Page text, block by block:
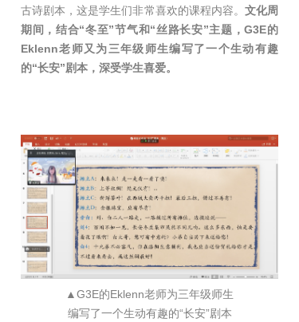
古诗剧本，这是学生们非常喜欢的课程内容。 文化周
期间，结合“冬至”节气和“丝路长安”主题，G3E的
Eklenn老师又为三年级师生编写了一个生动有趣
的“长安”剧本，深受学生喜爱。
▲G3E的Eklenn老师为三年级师生
编写了一个生动有趣的“长安”剧本